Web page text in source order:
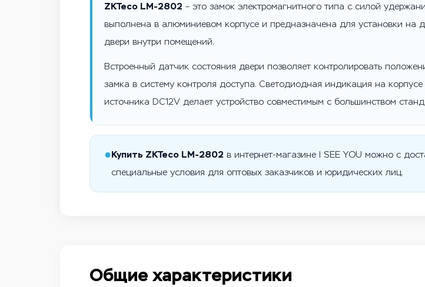
ZKTeco LM-2802 – это замок электромагнитного типа с силой
выполнена в алюминиевом корпусе и предназначена для установки на
двери внутри помещений.
Встроенный датчик состояния двери позволяет контролировать
замка в систему контроля доступа. Светодиодная индикация на
источника DC12V делает устройство совместимым с большинством
●Купить ZKTeco LM-2802 в интернет-магазине I SEE YOU можно с
специальные условия для оптовых заказчиков и юридических лиц.
Общие характеристики